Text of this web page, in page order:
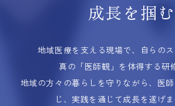
成長を掴む
地域医療を支える現場で、自らのス
真の「医師観」を体得する研
地域の方々の暮らしを守りながら、医
じ、実践を通じて成長を遂げ